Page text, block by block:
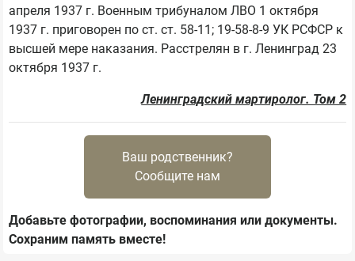
апреля 1937 г. Военным трибуналом ЛВО 1 октября
1937 г. приговорен по ст. ст. 58-11; 19-58-8-9 УК РСФСР к
высшей мере наказания. Расстрелян в г. Ленинград 23
октября 1937 г.
Ленинградский мартиролог. Том 2
Ваш родственник?
Сообщите нам
Добавьте фотографии, воспоминания или документы.
Сохраним память вместе!